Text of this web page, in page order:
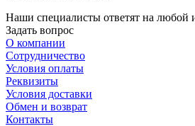
Наши специалисты ответят на любой
Задать вопрос
О компании
Сотрудничество
Условия оплаты
Реквизиты
Условия доставки
Обмен и возврат
Контакты